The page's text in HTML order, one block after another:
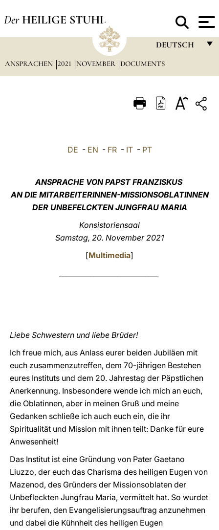
Der HEILIGE STUHL
DEUTSCH
FRANÇAIS
ITALIANO
POLSKI
العربيّة
LATINE
ANSPRACHEN 2021 NOVEMBER DOCUMENTS
DE - EN - FR- IT- PT
ANSPRACHE VON PAPST FRANZISKUS
AN DIE MITARBEITERINNEN-MISSIONSOBLATINNEN
DER UNBEFELCKTEN JUNGFRAU MARIA
Konsistoriensaal
Samstag, 20. November 2021
[Multimedia]
Liebe Schwestern und liebe Brüder!
Ich freue mich, aus Anlass eurer beiden Jubiläen mit
euch zusammenzutreffen, dem 70-jährigen Bestehen
eures Instituts und dem 20. Jahrestag der Päpstlichen
Anerkennung. Insbesondere wende ich mich an euch,
die Oblatinnen, aber in meinen Gruß und meine
Gedanken schließe ich auch euch ein, die ihr
Spiritualität und Mission mit ihnen teilt: Danke für eure
Anwesenheit!
Das Institut ist eine Gründung von Pater Gaetano
Liuzzo, der euch das Charisma des heiligen Eugen von
Mazenod, des Gründers der Missionsoblaten der
Unbefleckten Jungfrau Maria, vermittelt hat. So wurdet
ihr berufen, den Evangelisierungsauftrag anzunehmen
und dabei die Kühnheit des heiligen Eugen